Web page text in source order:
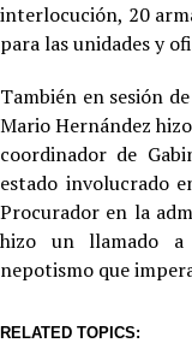
interlocución, 20
para las unidades y
También en sesión
Mario Hernández
coordinador de
estado involucrado
Procurador en la
hizo un llamado
nepotismo que
RELATED TOPICS: